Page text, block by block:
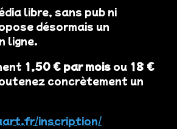
libre, sans pub ni
désormais un
ligne.
1,50 € par mois ou 18 €
concrètement un
inscription/